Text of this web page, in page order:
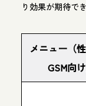
り効果が期待で
メニュー（
GSM向け